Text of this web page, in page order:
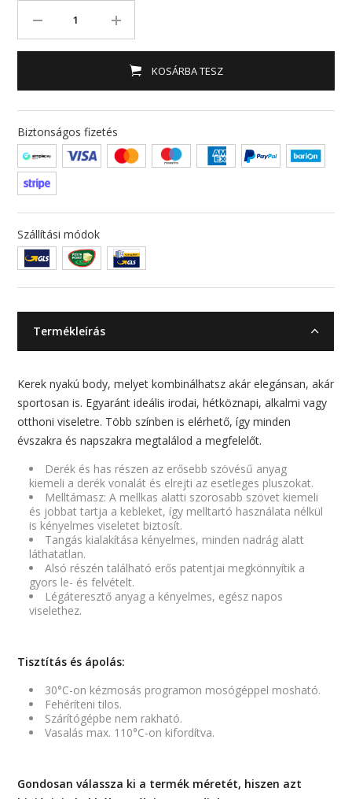
KOSÁRBA TESZ
Biztonságos fizetés
Szállítási módok
Termékleírás
Kerek nyakú body, melyet kombinálhatsz akár elegánsan, akár
sportosan is. Egyaránt ideális irodai, hétköznapi, alkalmi vagy
otthoni viseletre. Több színben is elérhető, így minden
évszakra és napszakra megtalálod a megfelelőt.
Derék és has részen az erősebb szövésű anyag
kiemeli a derék vonalát és elrejti az esetleges pluszokat.
Melltámasz: A mellkas alatti szorosabb szövet kiemeli
és jobbat tartja a kebleket, így melltartó használata nélkül
is kényelmes viseletet biztosít.
Tangás kialakítása kényelmes, minden nadrág alatt
láthatatlan.
Alsó részén található erős patentjai megkönnyítik a
gyors le- és felvételt.
Légáteresztő anyag a kényelmes, egész napos
viselethez.
Tisztítás és ápolás:
30°C-on kézmosás programon mosógéppel mosható.
Fehéríteni tilos.
Szárítógépbe nem rakható.
Vasalás max. 110°C-on kifordítva.
Gondosan válassza ki a termék méretét, hiszen azt